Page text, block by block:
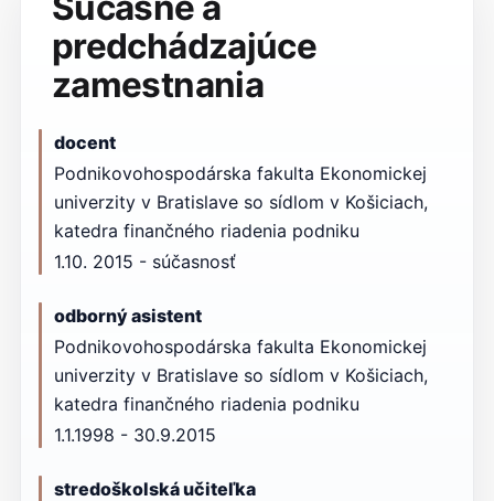
predchádzajúce
zamestnania
docent
Podnikovohospodárska fakulta Ekonomickej
univerzity v Bratislave so sídlom v Košiciach,
katedra finančného riadenia podniku
1.10. 2015 - súčasnosť
odborný asistent
Podnikovohospodárska fakulta Ekonomickej
univerzity v Bratislave so sídlom v Košiciach,
katedra finančného riadenia podniku
1.1.1998 - 30.9.2015
stredoškolská učiteľka